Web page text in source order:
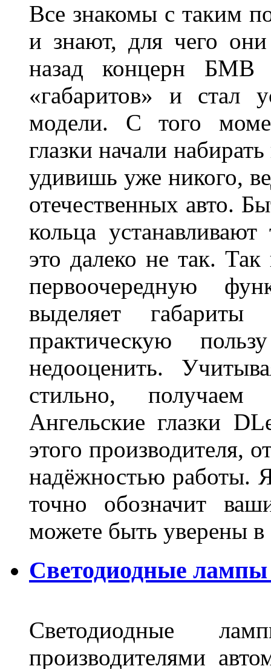
Все знакомы с таким
и знают, для чего
назад концерн БМВ
«габаритов» и стал
модели. С того
глазки начали
удивишь уже никого,
отечественных авто.
кольца
это далеко не так. Так
первоочередную
выделяет
практическую
недооценить.
стильно,
Ангельские глазки
этого производителя,
надёжностью работы.
точно обозначит
можете быть уверены
Светодиодные
Светодиодные
производителями